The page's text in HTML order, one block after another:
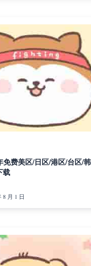
免费美区/日区/港区/台区/
载
8 月 1 日